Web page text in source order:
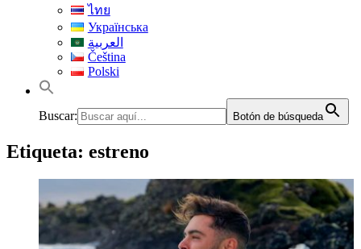
ไทย
Українська
العربية
Čeština
Polski
Buscar: Botón de búsqueda
Etiqueta: estreno